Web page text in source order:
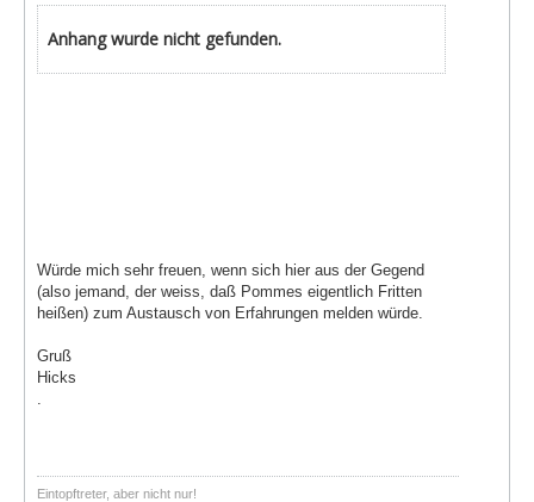
Anhang wurde nicht gefunden.
Würde mich sehr freuen, wenn sich hier aus der Gegend
(also jemand, der weiss, daß Pommes eigentlich Fritten
heißen) zum Austausch von Erfahrungen melden würde.
Gruß
Hicks
.
Eintopftreter, aber nicht nur!